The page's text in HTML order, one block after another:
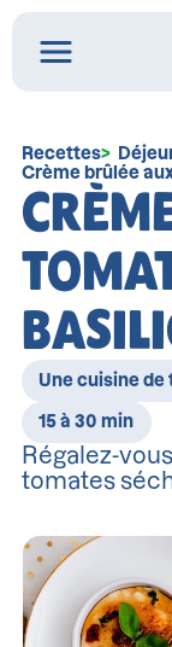
Recettes
Crème brûlée
Une cuisine de
15 à 30 min
Régalez-
tomates